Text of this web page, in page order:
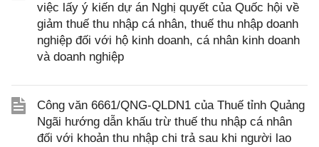
việc lấy ý kiến dự án Nghị quyết của Quốc hội về
giảm thuế thu nhập cá nhân, thuế thu nhập doanh
nghiệp đối với hộ kinh doanh, cá nhân kinh doanh
và doanh nghiệp
Công văn 6661/QNG-QLDN1 của Thuế tỉnh Quảng
Ngãi hướng dẫn khấu trừ thuế thu nhập cá nhân
đối với khoản thu nhập chi trả sau khi người lao